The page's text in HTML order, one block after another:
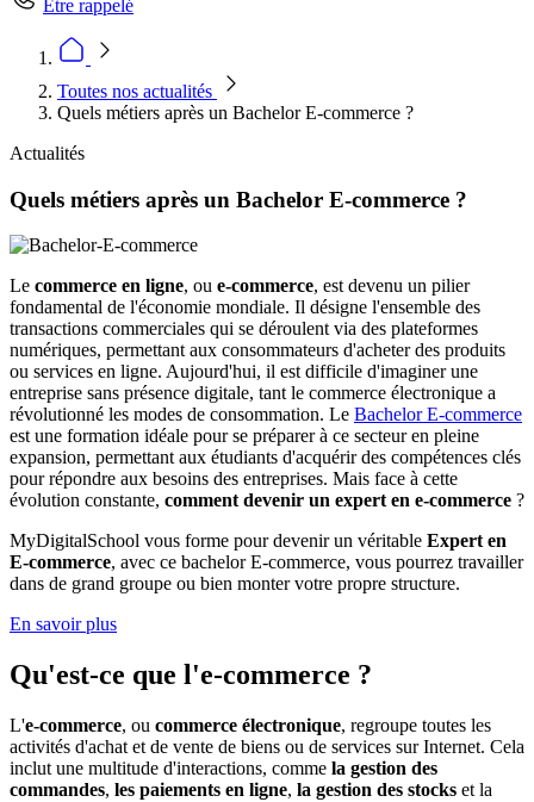
Être rappelé
Toutes nos actualités
Quels métiers après un Bachelor E-commerce ?
Actualités
Quels métiers après un Bachelor E-commerce ?
Le commerce en ligne, ou e-commerce, est devenu un pilier
fondamental de l'économie mondiale. Il désigne l'ensemble des
transactions commerciales qui se déroulent via des plateformes
numériques, permettant aux consommateurs d'acheter des produits
ou services en ligne. Aujourd'hui, il est difficile d'imaginer une
entreprise sans présence digitale, tant le commerce électronique a
révolutionné les modes de consommation. Le Bachelor E-commerce
est une formation idéale pour se préparer à ce secteur en pleine
expansion, permettant aux étudiants d'acquérir des compétences clés
pour répondre aux besoins des entreprises. Mais face à cette
évolution constante, comment devenir un expert en e-commerce ?
MyDigitalSchool vous forme pour devenir un véritable Expert en
E-commerce, avec ce bachelor E-commerce, vous pourrez travailler
dans de grand groupe ou bien monter votre propre structure.
En savoir plus
Qu'est-ce que l'e-commerce ?
L'e-commerce, ou commerce électronique, regroupe toutes les
activités d'achat et de vente de biens ou de services sur Internet. Cela
inclut une multitude d'interactions, comme la gestion des
commandes, les paiements en ligne, la gestion des stocks et la